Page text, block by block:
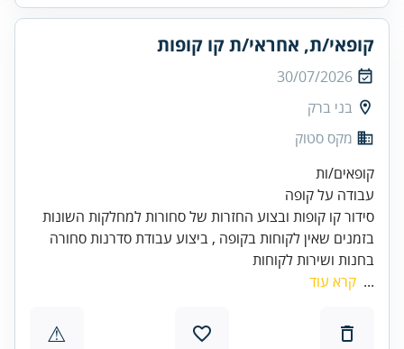
קופאי/ת, אחראי/ת קו קופות
30/07/2026
בני ברק
מקס סטוק
בזמנים שאין לקוחות בקופה , ביצוע עבודת סדרנות סחורה
בחנות ושירות לקוחות
... קרא עוד
⚠